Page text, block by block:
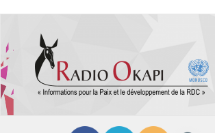
contenu
principal